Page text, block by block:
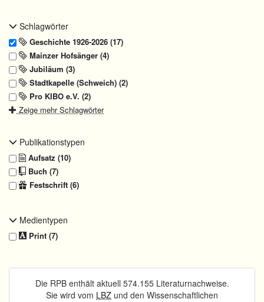
Schlagwörter
Geschichte 1926-2026 (17)
Mainzer Hofsänger (4)
Jubiläum (3)
Stadtkapelle (Schweich) (2)
Pro KIBO e.V. (2)
Zeige mehr Schlagwörter
Publikationstypen
Aufsatz (10)
Buch (7)
Festschrift (6)
Medientypen
Print (7)
Die RPB enthält aktuell 574.155 Literaturnachweise.
Sie wird vom LBZ und den Wissenschaftlichen